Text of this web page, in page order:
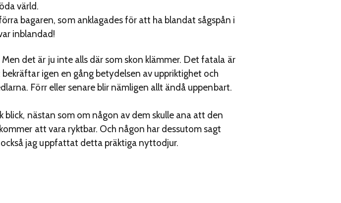
värld.
bagaren, som anklagades för att ha blandat sågspån i
inblandad!
det är ju inte alls där som skon klämmer. Det fatala är
igen en gång betydelsen av uppriktighet och
Förr eller senare blir nämligen allt ändå uppenbart.
nästan som om någon av dem skulle ana att den
att vara ryktbar. Och någon har dessutom sagt
jag upp­fattat detta präktiga nyttodjur.